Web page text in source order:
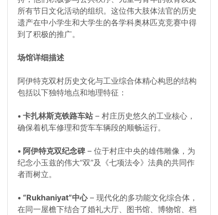
所有节日文化活动的组织。这位伟大肢体法官的历史
遗产在中小学生和大学生的各学科奥林匹克竞赛中得
到了积极的推广。
场馆详细描述
阿伊特克双村历史文化与工业综合体精心构思的结构
包括以下独特地点和地理特征：
• 卡扎林斯克铁路车站– 村庄历史悠久的工业核心，
确保着机车修理和货车车辆段的顺畅运行。
• 阿伊特克双纪念碑– 位于村庄中央的雄伟雕像，为
纪念小玉兹的伟大“双”及《七项法令》法典的共同作
者而树立。
• “Rukhaniyat”中心– 现代化的多功能文化综合体，
在同一屋檐下结合了婚礼大厅、图书馆、博物馆、档